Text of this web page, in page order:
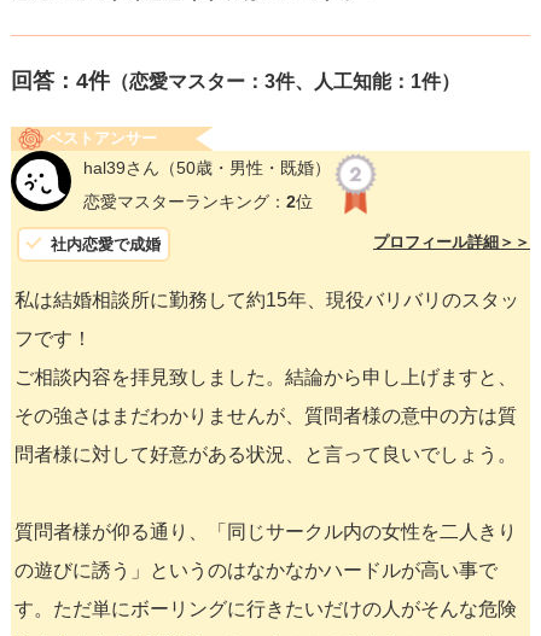
回答： 4件（恋愛マスター：3件、人工知能：1件）
ベストアンサー
hal39さん （50歳・男性・既婚）
恋愛マスターランキング： 2位
社内恋愛で成婚 プロフィール詳細＞＞
私は結婚相談所に勤務して約15年、現役バリバリのスタッ
フです！
ご相談内容を拝見致しました。結論から申し上げますと、
その強さはまだわかりませんが、質問者様の意中の方は質
問者様に対して好意がある状況、と言って良いでしょう。
質問者様が仰る通り、「同じサークル内の女性を二人きり
の遊びに誘う」というのはなかなかハードルが高い事で
す。ただ単にボーリングに行きたいだけの人がそんな危険